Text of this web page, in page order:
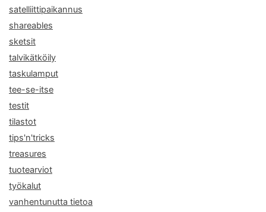
satelliittipaikannus
shareables
sketsit
talvikätköily
taskulamput
tee-se-itse
testit
tilastot
tips'n'tricks
treasures
tuotearviot
työkalut
vanhentunutta tietoa